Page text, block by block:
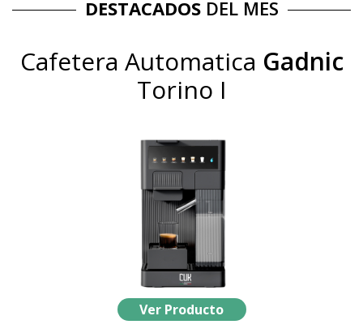
DESTACADOSDEL MES
Cafetera Automatica Gadnic
Torino I
Ver Producto